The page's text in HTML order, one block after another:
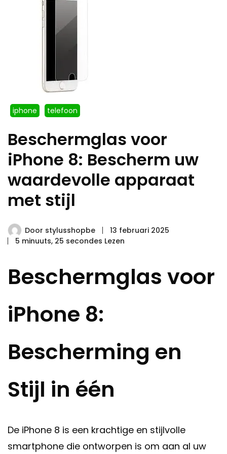
iphone telefoon
Beschermglas voor
iPhone 8: Bescherm uw
waardevolle apparaat
met stijl
Door stylusshopbe
13 februari 2025
5 minuuts, 25 secondes Lezen
Beschermglas voor
iPhone 8:
Bescherming en
Stijl in één
De iPhone 8 is een krachtige en stijlvolle
smartphone die ontworpen is om aan al uw